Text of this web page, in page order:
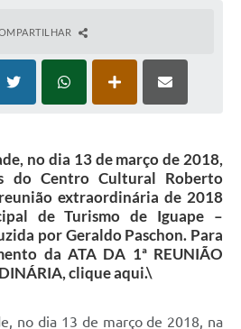
no dia 13 de março de 2018,
do Centro Cultural Roberto
extraordinária de 2018
de Turismo de Iguape –
por Geraldo Paschon. Para
da ATA DA 1ª REUNIÃO
clique aqui.\
no dia 13 de março de 2018, na